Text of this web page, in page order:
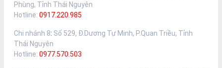
Phùng, Tỉnh Thái Nguyên
Hotline: 0917.220.985
Chi nhánh 8: Số 529, Đ.Dương Tự Minh, P.Quan Triều, Tỉnh
Thái Nguyên
Hotline: 0977.570.503